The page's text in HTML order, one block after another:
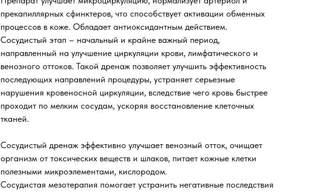
прекапиллярных сфинктеров, что способствует активации обменных
процессов в коже. Обладает антиоксидантным действием.
Сосудистый этап – начальный и крайне важный период,
направленный на улучшение циркуляции крови, лимфатического и
венозного оттоков. Такой дренаж позволяет улучшить эффективность
последующих направлений процедуры, устраняет серьезные
нарушения кровеносной циркуляции, вследствие чего кровь быстрее
проходит по мелким сосудам, ускоряя восстановление клеточных
тканей.
Сосудистый дренаж эффективно улучшает венозный отток, очищает
организм от токсических веществ и шлаков, питает кожные клетки
полезными микроэлементами, кислородом.
Сосудистая мезотерапия помогает устранить негативные последствия